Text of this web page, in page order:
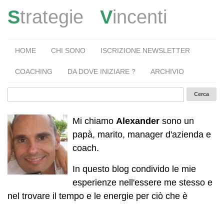
Strategie Vincenti
HOME CHI SONO ISCRIZIONE NEWSLETTER
COACHING DA DOVE INIZIARE ? ARCHIVIO
Mi chiamo Alexander sono un
papà, marito, manager d'azienda e
coach.
In questo blog condivido le mie
esperienze nell'essere me stesso e
nel trovare il tempo e le energie per ciò che è